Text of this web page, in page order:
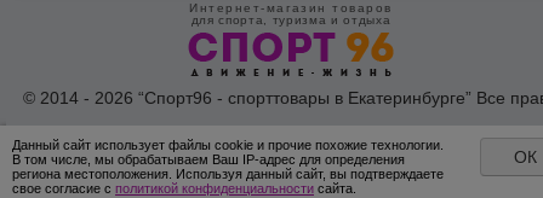
Интернет-магазин товаров
для спорта, туризма и отдыха
© 2014 - 2026 “Спорт96 - спорттовары в Екатеринбурге” Все
Данный сайт использует файлы cookie и прочие похожие технологии.
В том числе, мы обрабатываем Ваш IP-адрес для определения
региона местоположения. Используя данный сайт, вы подтверждаете
свое согласие с политикой конфиденциальности сайта.
ОК